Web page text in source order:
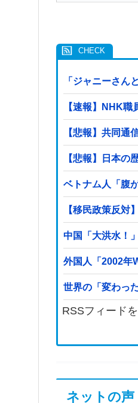
「ジャニーさん
【速報】NHK
【悲報】共同通
【悲報】日本の
ベトナム人「腹
【移民政策反対
中国「大洪水！
外国人「2002年
世界の「変わっ
RSSフィード
ネットの声